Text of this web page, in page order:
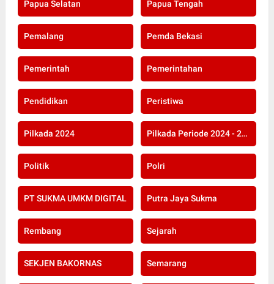
Papua Selatan Papua Tengah
Pemalang Pemda Bekasi
Pemerintah Pemerintahan
Pendidikan Peristiwa
Pilkada 2024 Pilkada Periode 2024 - 2029
Politik Polri
PT SUKMA UMKM DIGITAL Putra Jaya Sukma
Rembang Sejarah
SEKJEN BAKORNAS Semarang